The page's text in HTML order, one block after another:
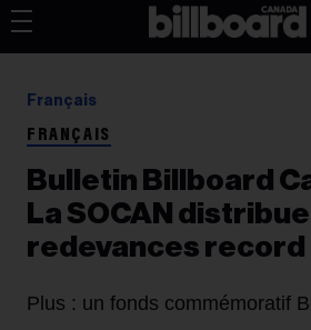
Français
FRANÇAIS
Bulletin Billboard
La SOCAN
redevances record
Plus : un fonds commémoratif